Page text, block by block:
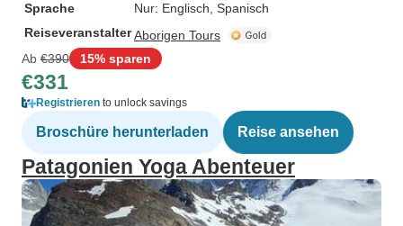
Sprache
Nur: Englisch, Spanisch
ReiseveranstalterAborigen Tours
Ab €390 15% sparen
€331
Registrieren to unlock savings
Broschüre herunterladen Reise ansehen
Patagonien Yoga Abenteuer